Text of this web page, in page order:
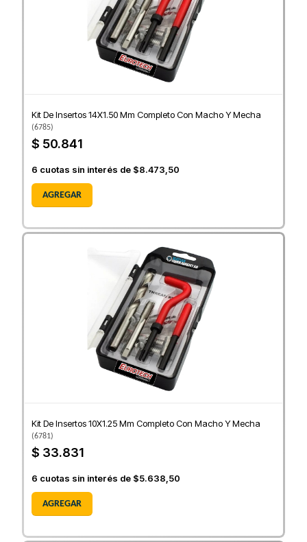
Kit De Insertos 14X1.50 Mm Completo Con Macho Y Mecha
(6785)
$ 50.841
6 cuotas sin interés de $8.473,50
AGREGAR
Kit De Insertos 10X1.25 Mm Completo Con Macho Y Mecha
(6781)
$ 33.831
6 cuotas sin interés de $5.638,50
AGREGAR